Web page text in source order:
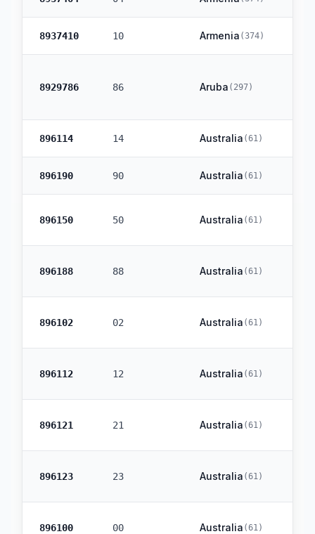
8937410 10 Armenia (374)
8929786 86 Aruba ( 297)
896114 14 Australia (61)
896190 90 Australia (61)
896150 50 Australia (61)
896188 88 Australia (61)
896102 02 Australia (61)
896112 12 Australia (61)
896121 21 Australia (61)
896123 23 Australia (61)
896100 00 Australia (61)